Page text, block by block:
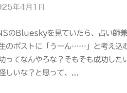
年4月1日
山
紫
s
a
のBlueskyを見ていたら、占い師
のポストに「うーん……」と考え込
ってなんやろな？そもそも成功した
しいな？と思って、...